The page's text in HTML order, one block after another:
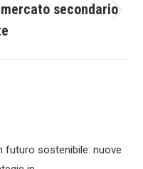
secondario
futuro sostenibile: nuove